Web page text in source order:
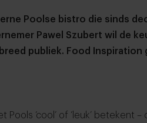
Poolse bistro die sinds
Pawel Szubert wil de
publiek. Food Inspiration
Pools ‘cool’ of ‘leuk’ betekent